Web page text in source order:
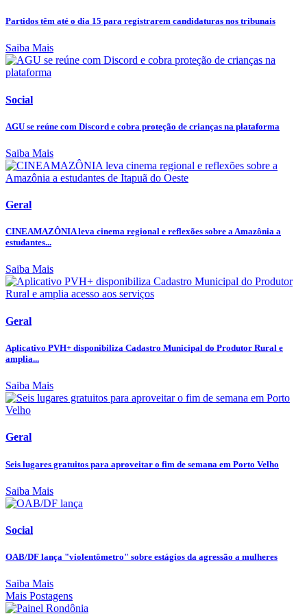
Partidos têm até o dia 15 para registrarem candidaturas nos tribunais
Saiba Mais
Social
AGU se reúne com Discord e cobra proteção de crianças na plataforma
Saiba Mais
Geral
CINEAMAZÔNIA leva cinema regional e reflexões sobre a Amazônia a
estudantes...
Saiba Mais
Geral
Aplicativo PVH+ disponibiliza Cadastro Municipal do Produtor Rural e
amplia...
Saiba Mais
Geral
Seis lugares gratuitos para aproveitar o fim de semana em Porto Velho
Saiba Mais
Social
OAB/DF lança "violentômetro" sobre estágios da agressão a mulheres
Saiba Mais
Mais Postagens